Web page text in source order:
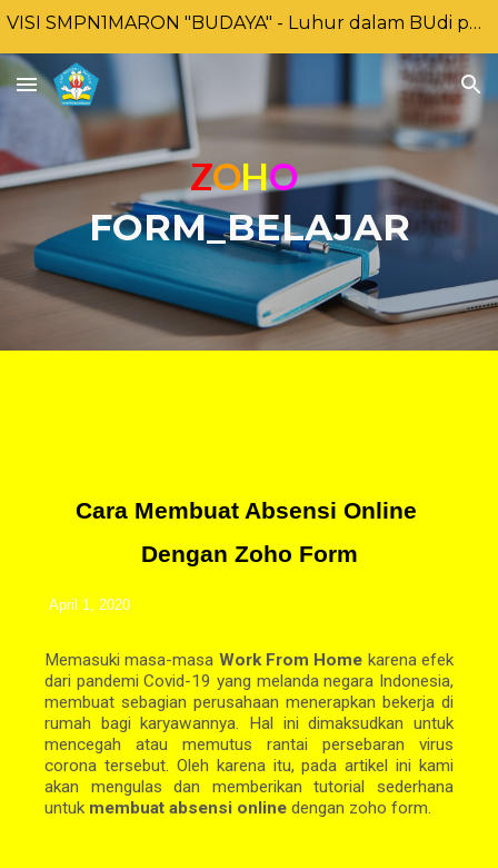
VISI SMPN1MARON "BUDAYA" - Luhur dalam BUdi pekerti, Unggul DAlam prestasi dan BerbudaYA lingkungan
ZOHO
FORM_BELAJAR
Cara Membuat Absensi Online
Dengan Zoho Form
April 1, 2020
Memasuki masa-masa Work From Home karena efek
dari pandemi Covid-19 yang melanda negara Indonesia,
membuat sebagian perusahaan menerapkan bekerja di
rumah bagi karyawannya. Hal ini dimaksudkan untuk
mencegah atau memutus rantai persebaran virus
corona tersebut. Oleh karena itu, pada artikel ini kami
akan mengulas dan memberikan tutorial sederhana
untuk membuat absensi onlinedengan zoho form.